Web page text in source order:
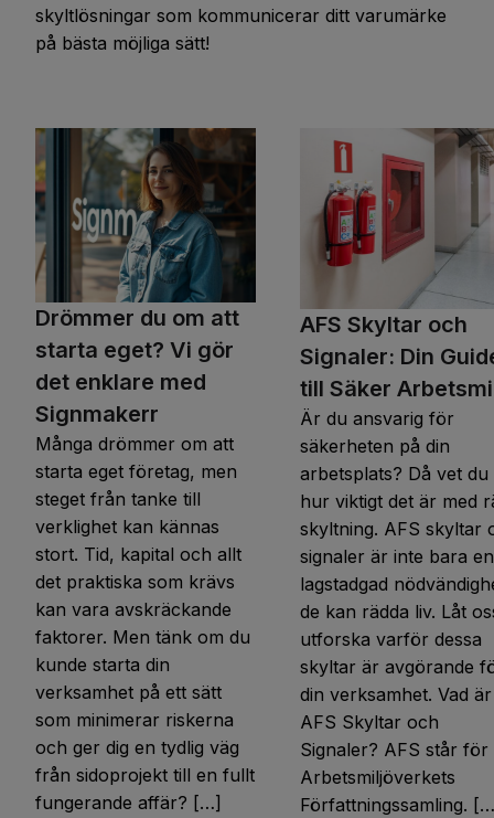
skyltlösningar som kommunicerar ditt varumärke
på bästa möjliga sätt!
Drömmer du om att
starta eget? Vi gör
det enklare med
Signmakerr
Många drömmer om att
starta eget företag, men
steget från tanke till
verklighet kan kännas
stort. Tid, kapital och allt
det praktiska som krävs
kan vara avskräckande
faktorer. Men tänk om du
kunde starta din
verksamhet på ett sätt
som minimerar riskerna
och ger dig en tydlig väg
från sidoprojekt till en fullt
fungerande affär? […]
AFS Skyltar och
Signaler: Din
till Säker
Är du ansvarig för
säkerheten på din
arbetsplats? Då vet du
hur viktigt det är med
skyltning. AFS skyltar
signaler är inte bara en
lagstadgad
de kan rädda liv. Låt
utforska varför dessa
skyltar är avgörande
din verksamhet. Vad är
AFS Skyltar och
Signaler? AFS står för
Arbetsmiljöverkets
Författningssamling.